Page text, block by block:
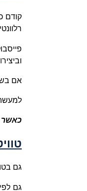
קודם
אם
כאשר
גם
גם לפי